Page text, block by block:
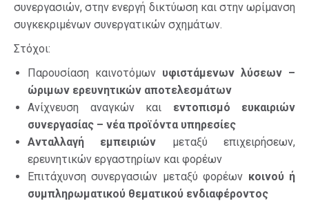
συνεργασιών, στην ενεργή δικτύωση και στην ωρίμανση
συγκεκριμένων συνεργατικών σχημάτων.
Στόχοι:
Παρουσίαση καινοτόμων υφιστάμενων λύσεων –
ώριμων ερευνητικών αποτελεσμάτων
Ανίχνευση αναγκών και εντοπισμό ευκαιριών
συνεργασίας – νέα προϊόντα υπηρεσίες
Ανταλλαγή εμπειριών μεταξύ επιχειρήσεων,
ερευνητικών εργαστηρίων και φορέων
Επιτάχυνση συνεργασιών μεταξύ φορέων κοινού ή
συμπληρωματικού θεματικού ενδιαφέροντος